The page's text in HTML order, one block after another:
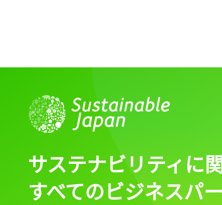
サステナビリティに
すべてのビジネスパ